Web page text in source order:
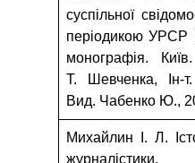
суспільної
періодикою УРСР
монографія.
Т. Шевченка, Ін-
Вид. Чабенко Ю.,
Михайлин І. Л.